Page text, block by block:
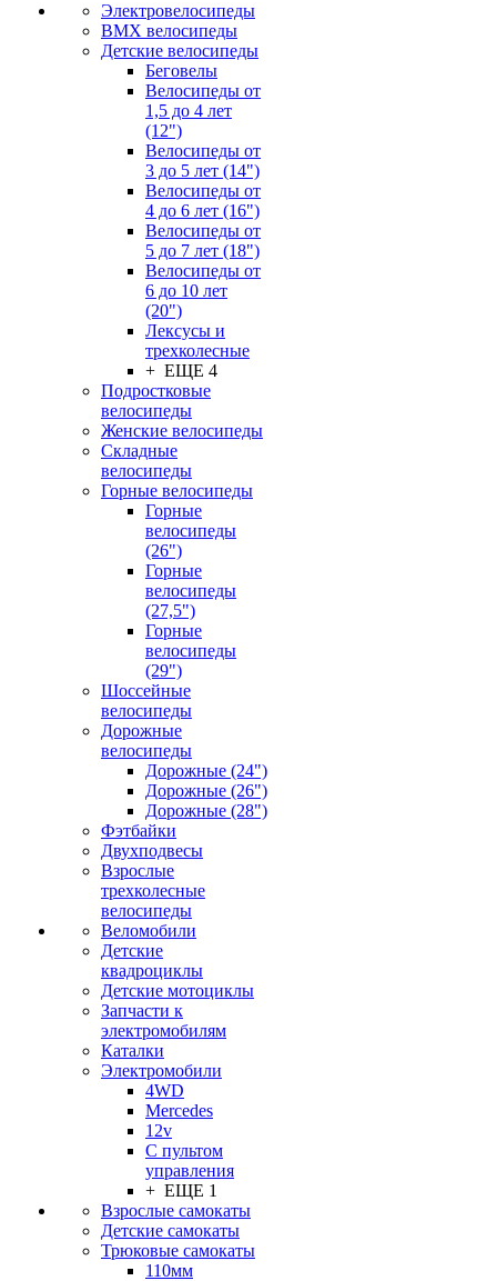
Электровелосипеды
BMX велосипеды
Детские велосипеды
Беговелы
Велосипеды от
1,5 до 4 лет
(12")
Велосипеды от
3 до 5 лет (14")
Велосипеды от
4 до 6 лет (16")
Велосипеды от
5 до 7 лет (18")
Велосипеды от
6 до 10 лет
(20")
Лексусы и
трехколесные
+ ЕЩЕ 4
Подростковые
велосипеды
Женские велосипеды
Складные
велосипеды
Горные велосипеды
Горные
велосипеды
(26")
Горные
велосипеды
(27,5")
Горные
велосипеды
(29")
Шоссейные
велосипеды
Дорожные
велосипеды
Дорожные (24")
Дорожные (26")
Дорожные (28")
Фэтбайки
Двухподвесы
Взрослые
трехколесные
велосипеды
Веломобили
Детские
квадроциклы
Детские мотоциклы
Запчасти к
электромобилям
Каталки
Электромобили
4WD
Mercedes
12v
С пультом
управления
+ ЕЩЕ 1
Взрослые самокаты
Детские самокаты
Трюковые самокаты
110мм